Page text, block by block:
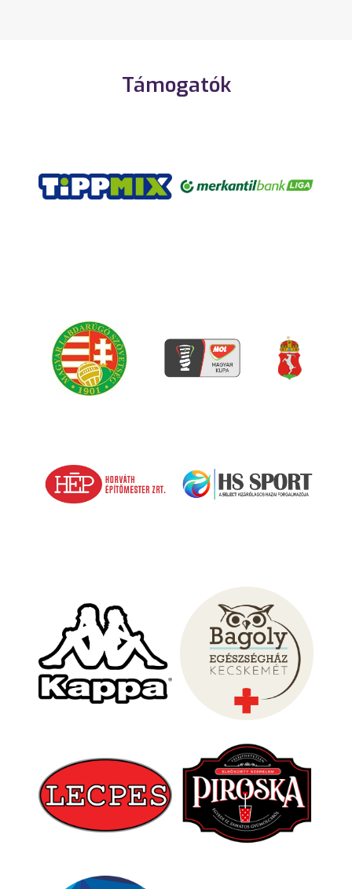
Támogatók